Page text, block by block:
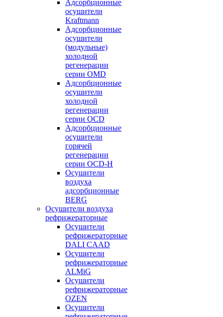
Адсорбционные
осушители
Kraftmann
Адсорбционные
осушители
(модульные)
холодной
регенерации
серии OMD
Адсорбционные
осушители
холодной
регенерации
серии OCD
Адсорбционные
осушители
горячей
регенерации
серии OСD-H
Осушители
воздуха
адсорбционные
BERG
Осушители воздуха
рефрижераторные
Осушители
рефрижераторные
DALI CAAD
Осушители
рефрижераторные
ALMiG
Осушители
рефрижераторные
OZEN
Осушители